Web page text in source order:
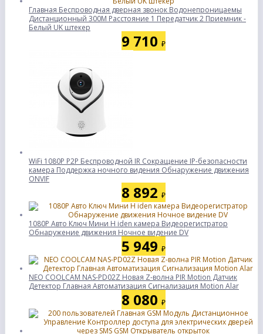
Главная Беспроводная дверная звонок Водонепроницаемы
Дистанционный 300M Расстояние 1 Передатчик 2 Приемник -
Белый UK штекер
9 710 ₽
WiFi 1080P P2P Беспроводной IR Сокращение IP-безопасности
камера Поддержка ночного видения Обнаружение движения
ONVIF
8 892 ₽
1080P Авто Ключ Мини H iden камера Видеорегистратор
Обнаружение движения Ночное видение DV
5 949 ₽
NEO COOLCAM NAS-PD02Z Новая Z-волна PIR Motion Датчик
Детектор Главная Автоматизация Сигнализация Motion Alar
8 080 ₽